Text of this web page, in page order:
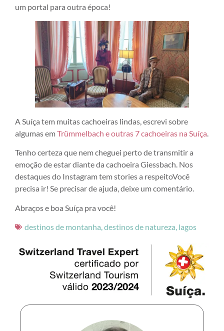
um portal para outra época!
A Suíça tem muitas cachoeiras lindas, escrevi sobre
algumas emTrümmelbach e outras 7 cachoeiras na Suíça.
Tenho certeza que nem cheguei perto de transmitir a
emoção de estar diante da cachoeira Giessbach. Nos
destaques do Instagram tem stories a respeitoVocê
precisa ir! Se precisar de ajuda, deixe um comentário.
Abraços e boa Suíça pra você!
destinos de montanha,destinos de natureza, lagos